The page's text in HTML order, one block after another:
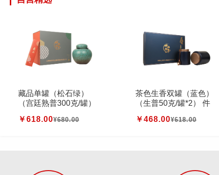
藏品单罐（松石绿）
（宫廷熟普300克/罐）
￥618.00¥680.00
茶色生香双罐（蓝色）
（生普50克/罐*2） 件
￥468.00¥618.00